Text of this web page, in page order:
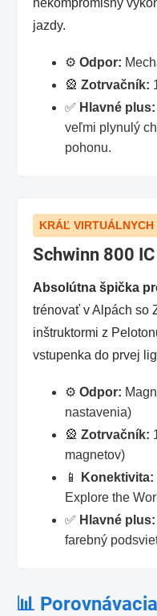
nekompromisný
jazdy.
⚙️ Odpor:
🎡 Zotrvačník:
✅ Hlavné plus:
veľmi plynulý
pohonu.
KRÁĽ VIRTUÁLNYCH
Schwinn 800 IC
Absolútna špička
trénovať v Alpách so
inštruktormi z
vstupenka do prvej
⚙️ Odpor:
nastavenia)
🎡 Zotrvačník:
magnetov)
📱
Konektivita:
Explore the
✅ Hlavné plus:
farebný
📊